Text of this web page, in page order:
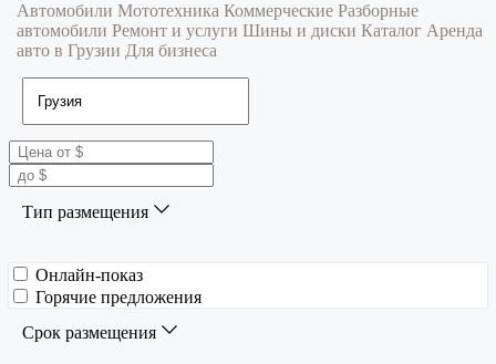
Автомобили Мототехника Коммерческие Разборные
автомобили Ремонт и услуги Шины и диски Каталог Аренда
авто в Грузии Для бизнеса
Тип размещения
Онлайн-показ
Горячие предложения
Срок размещения